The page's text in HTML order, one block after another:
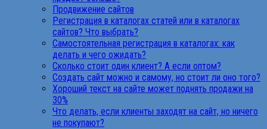
Продвижение сайтов
Регистрация в каталогах статей или в каталогах
сайтов? Что выбрать?
Самостоятельная регистрация в каталогах: как
делать и чего ожидать?
Сколько стоит один клиент? А если оптом?
Создать сайт можно и самому, но стоит ли оно того?
Хороший текст на сайте может поднять продажи на
30%
Что делать, если клиенты заходят на сайт, но ничего
не покупают?